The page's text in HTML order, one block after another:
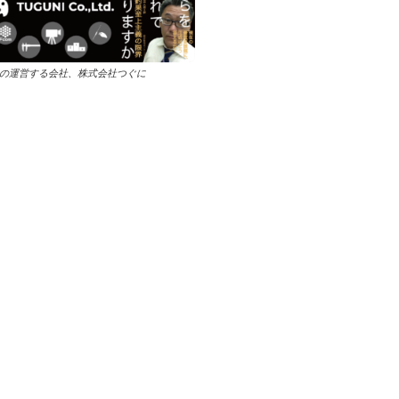
運営する会社、株式会社つぐに